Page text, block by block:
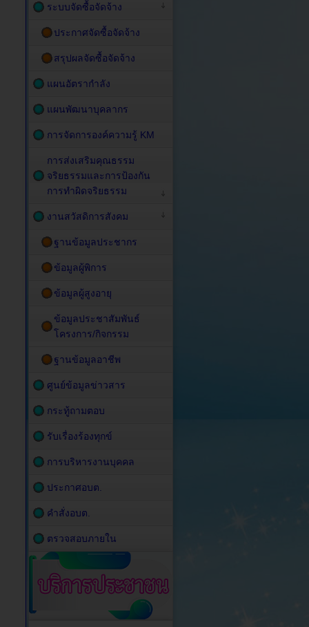
ระบบจัดซื้อจัดจ้าง
ประกาศจัดซื้อจัดจ้าง
สรุปผลจัดซื้อจัดจ้าง
แผนอัตรากำลัง
แผนพัฒนาบุคลากร
การจัดการองค์ความรู้ KM
การส่งเสริมคุณธรรม
จริยธรรมและการป้องกัน
การทำผิดจริยธรรม
งานสวัสดิการสังคม
ฐานข้อมูลประชากร
ข้อมูลผู้พิการ
ข้อมูลผู้สูงอายุ
ข้อมูลประชาสัมพันธ์
โครงการ/กิจกรรม
ฐานข้อมูลอาชีพ
ศูนย์ข้อมูลข่าวสาร
กระทู้ถามตอบ
รับเรื่องร้องทุกข์
การบริหารงานบุคคล
ประกาศอบต.
คำสั่งอบต.
ตรวจสอบภายใน